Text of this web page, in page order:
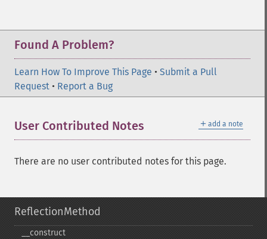
Found A Problem?
Learn How To Improve This Page • Submit a Pull
Request • Report a Bug
＋ add a note
User Contributed Notes
There are no user contributed notes for this page.
ReflectionMethod
_​_​construct